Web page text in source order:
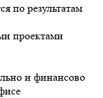
по результатам
проектами
и финансово